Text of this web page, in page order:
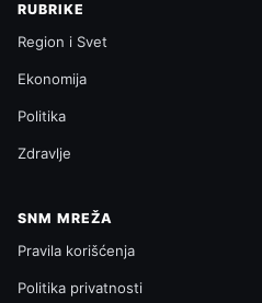
RUBRIKE
Region i Svet
Ekonomija
Politika
Zdravlje
SNM MREŽA
Pravila korišćenja
Politika privatnosti